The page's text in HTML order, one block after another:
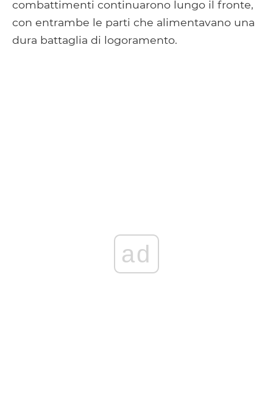
combattimenti continuarono lungo il fronte,
con entrambe le parti che alimentavano una
dura battaglia di logoramento.
ad